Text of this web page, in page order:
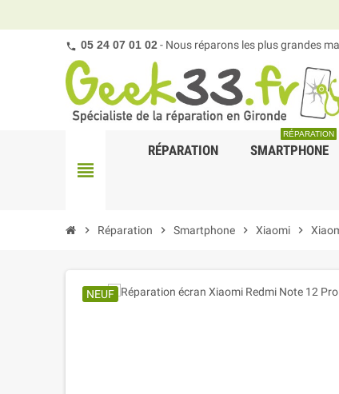
05 24 07 01 02- Nous réparons les plus grandes
view_headline
RÉPARATION SMARTPHONE
RÉPARATION
chevron_right Réparation chevron_right Smartphone chevron_right Xiaomi chevron_right
NEUF